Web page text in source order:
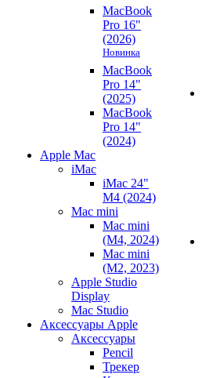
MacBook
Pro 16"
(2026)
Новинка
MacBook
Pro 14"
(2025)
MacBook
Pro 14"
(2024)
Apple Mac
iMac
iMac 24"
M4 (2024)
Mac mini
Mac mini
(M4, 2024)
Mac mini
(M2, 2023)
Apple Studio
Display
Mac Studio
Аксессуары Apple
Аксессуары
Pencil
Трекер